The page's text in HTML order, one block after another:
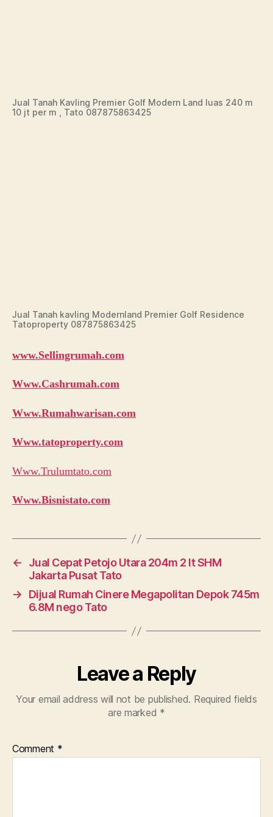
Jual Tanah Kavling Premier Golf Modern Land luas 240 m
10 jt per m , Tato 087875863425
Jual Tanah kavling Modernland Premier Golf Residence
Tatoproperty 087875863425
www.Sellingrumah.com
Www.Cashrumah.com
Www.Rumahwarisan.com
Www.tatoproperty.com
Www.Trulumtato.com
Www.Bisnistato.com
←
Jual Cepat Petojo Utara 204m 2 lt SHM
Jakarta Pusat Tato
→
Dijual Rumah Cinere Megapolitan Depok 745m
6.8M nego Tato
Leave a Reply
Your email address will not be published. Required fields
are marked *
Comment *